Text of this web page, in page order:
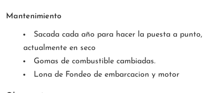
Mantenimiento
Sacada cada año para hacer la puesta a punto,
actualmente en seco
Gomas de combustible cambiadas.
Lona de Fondeo de embarcacion y motor